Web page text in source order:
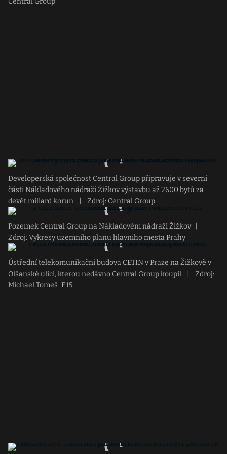
Developerská společnost Central Group připravuje v severní
části Nákladového nádraží Žižkov výstavbu až 2600 bytů za
devět miliard korun.
Zdroj: Central Group
Pozemek Central Group na Nákladovém nádraží Žižkov
Zdroj: Vykresy uzemniho planu hlavniho mesta Prahy
Ústřední telekomunikační budova CETIN v Praze na Žižkově v
Olšanské ulici, kterou nedávno Central Group koupil.
Zdroj:
Michael Tomeš_E15